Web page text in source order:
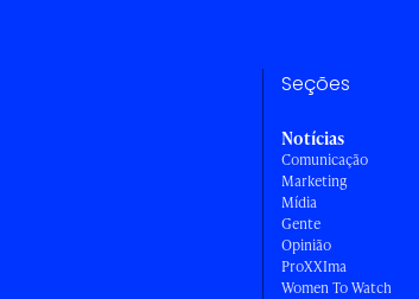
Seções
Notícias
Comunicação
Marketing
Mídia
Gente
Opinião
ProXXIma
Women To Watch